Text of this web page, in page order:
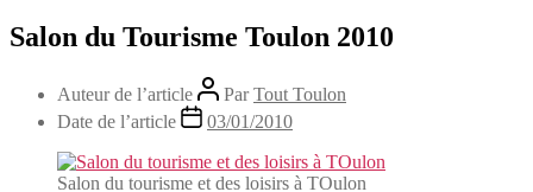
Salon du Tourisme Toulon 2010
Auteur de l’article ParTout Toulon
Date de l’article
03/01/2010
Salon du tourisme et des loisirs à TOulon